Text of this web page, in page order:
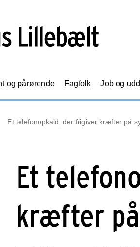
og pårørende Fagfolk Job og
Et telefonopkald, der frigiver kræfter på
Et
kræfter på